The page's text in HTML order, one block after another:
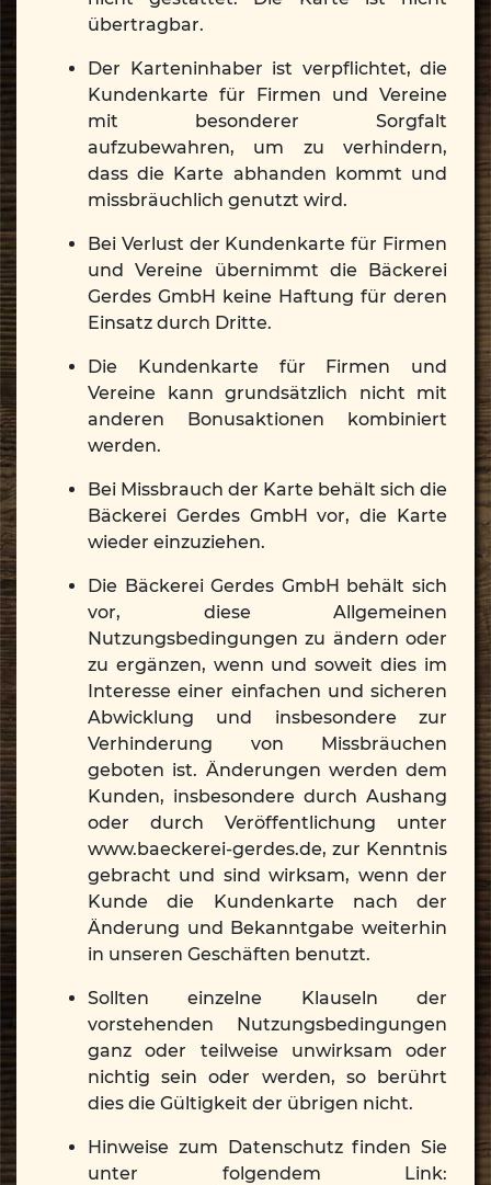
übertragbar.
Der Karteninhaber ist verpflichtet, die
Kundenkarte für Firmen und Vereine
mit besonderer Sorgfalt
aufzubewahren, um zu verhindern,
dass die Karte abhanden kommt und
missbräuchlich genutzt wird.
Bei Verlust der Kundenkarte für Firmen
und Vereine übernimmt die Bäckerei
Gerdes GmbH keine Haftung für deren
Einsatz durch Dritte.
Die Kundenkarte für Firmen und
Vereine kann grundsätzlich nicht mit
anderen Bonusaktionen kombiniert
werden.
Bei Missbrauch der Karte behält sich die
Bäckerei Gerdes GmbH vor, die Karte
wieder einzuziehen.
Die Bäckerei Gerdes GmbH behält sich
vor, diese Allgemeinen
Nutzungsbedingungen zu ändern oder
zu ergänzen, wenn und soweit dies im
Interesse einer einfachen und sicheren
Abwicklung und insbesondere zur
Verhinderung von Missbräuchen
geboten ist. Änderungen werden dem
Kunden, insbesondere durch Aushang
oder durch Veröffentlichung unter
www.baeckerei-gerdes.de, zur Kenntnis
gebracht und sind wirksam, wenn der
Kunde die Kundenkarte nach der
Änderung und Bekanntgabe weiterhin
in unseren Geschäften benutzt.
Sollten einzelne Klauseln der
vorstehenden Nutzungsbedingungen
ganz oder teilweise unwirksam oder
nichtig sein oder werden, so berührt
dies die Gültigkeit der übrigen nicht.
Hinweise zum Datenschutz finden Sie
unter folgendem Link: